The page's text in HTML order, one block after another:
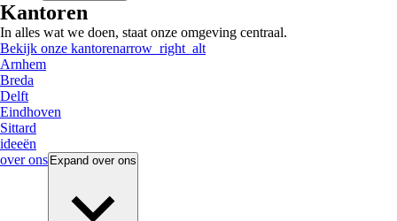
Kantoren
In alles wat we doen, staat onze omgeving centraal.
Bekijk onze kantorenarrow_right_alt
Arnhem
Breda
Delft
Eindhoven
Sittard
ideeën
over ons Expand over ons